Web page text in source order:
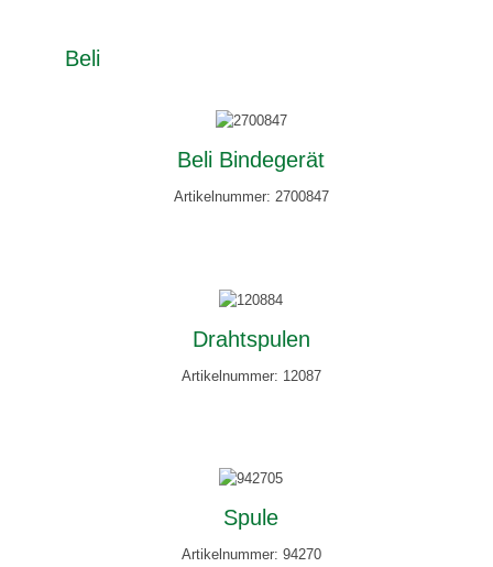
Beli
Beli Bindegerät
Artikelnummer: 2700847
Drahtspulen
Artikelnummer: 12087
Spule
Artikelnummer: 94270